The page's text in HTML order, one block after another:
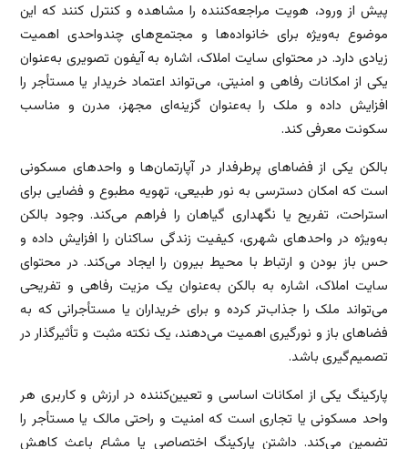
پیش از ورود، هویت مراجعه‌کننده را مشاهده و کنترل کنند که این
موضوع به‌ویژه برای خانواده‌ها و مجتمع‌های چندواحدی اهمیت
زیادی دارد. در محتوای سایت املاک، اشاره به آیفون تصویری به‌عنوان
یکی از امکانات رفاهی و امنیتی، می‌تواند اعتماد خریدار یا مستأجر را
افزایش داده و ملک را به‌عنوان گزینه‌ای مجهز، مدرن و مناسب
سکونت معرفی کند.
بالکن یکی از فضاهای پرطرفدار در آپارتمان‌ها و واحدهای مسکونی
است که امکان دسترسی به نور طبیعی، تهویه مطبوع و فضایی برای
استراحت، تفریح یا نگهداری گیاهان را فراهم می‌کند. وجود بالکن
به‌ویژه در واحدهای شهری، کیفیت زندگی ساکنان را افزایش داده و
حس باز بودن و ارتباط با محیط بیرون را ایجاد می‌کند. در محتوای
سایت املاک، اشاره به بالکن به‌عنوان یک مزیت رفاهی و تفریحی
می‌تواند ملک را جذاب‌تر کرده و برای خریداران یا مستأجرانی که به
فضاهای باز و نورگیری اهمیت می‌دهند، یک نکته مثبت و تأثیرگذار در
تصمیم‌گیری باشد.
پارکینگ یکی از امکانات اساسی و تعیین‌کننده در ارزش و کاربری هر
واحد مسکونی یا تجاری است که امنیت و راحتی مالک یا مستأجر را
تضمین می‌کند. داشتن پارکینگ اختصاصی یا مشاع باعث کاهش